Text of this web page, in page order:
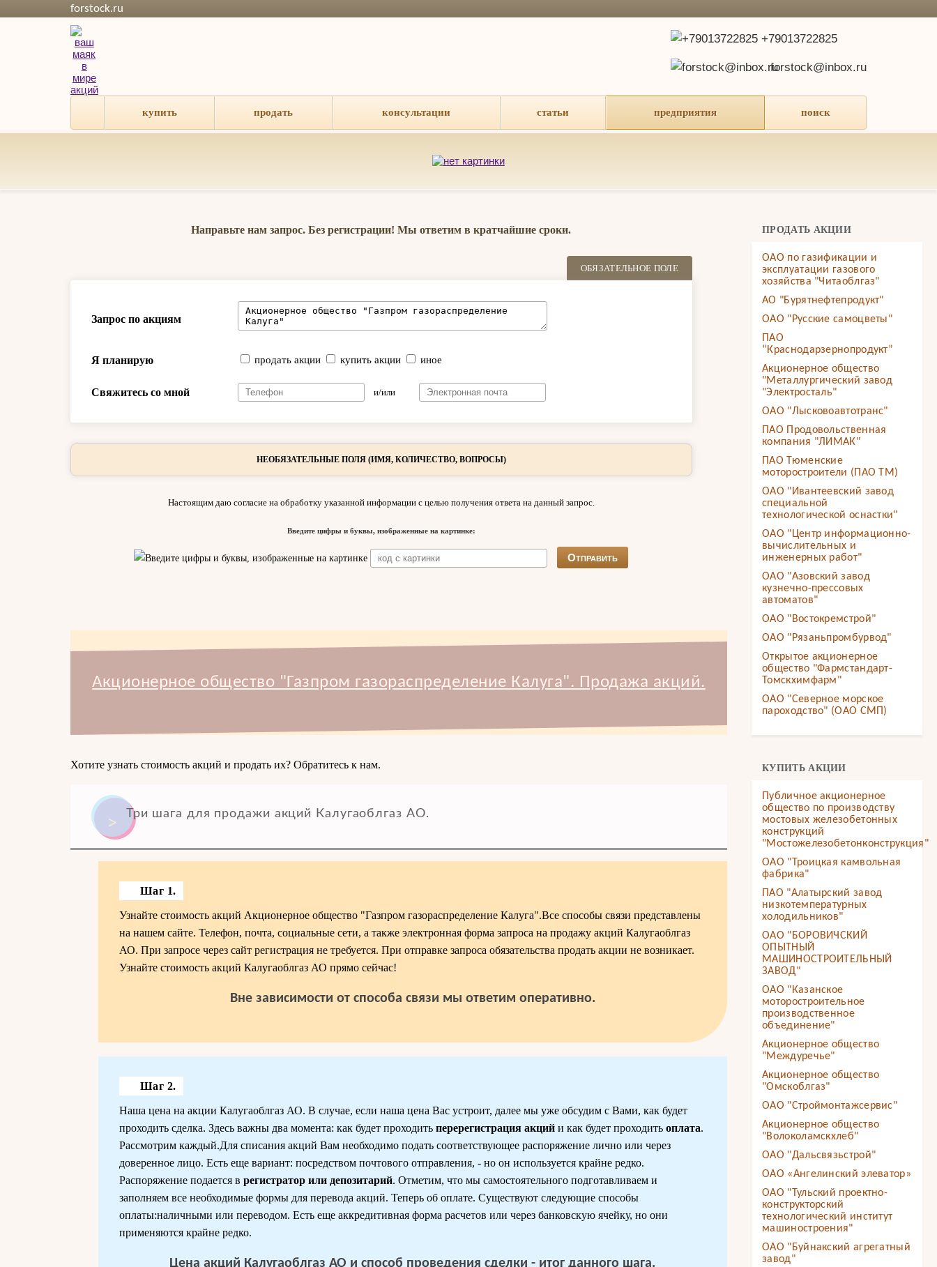
forstock.ru
+79013722825
forstock@inbox.ru
купить продать консультации статьи предприятия поиск
Направьте нам запрос. Без регистрации! Мы ответим в кратчайшие сроки.
ОБЯЗАТЕЛЬНОЕ ПОЛЕ
Запрос по акциям
Я планирую продать акции купить акции иное
Свяжитесь со мной и/или
НЕОБЯЗАТЕЛЬНЫЕ ПОЛЯ (ИМЯ, КОЛИЧЕСТВО, ВОПРОСЫ)
Настоящим даю согласие на обработку указанной информации с целью получения ответа на данный запрос.
Введите цифры и буквы, изображенные на картинке:
Акционерное общество "Газпром газораспределение Калуга". Продажа акций.
Хотите узнать стоимость акций и продать их? Обратитесь к нам.
Три шага для продажи акций Калугаоблгаз АО.
Шаг 1.
Узнайте стоимость акций Акционерное общество "Газпром газораспределение Калуга".Все способы связи представлены
на нашем сайте. Телефон, почта, социальные сети, а также электронная форма запроса на продажу акций Калугаоблгаз
АО. При запросе через сайт регистрация не требуется. При отправке запроса обязательства продать акции не возникает.
Узнайте стоимость акций Калугаоблгаз АО прямо сейчас!
Вне зависимости от способа связи мы ответим оперативно.
Шаг 2.
Наша цена на акции Калугаоблгаз АО. В случае, если наша цена Вас устроит, далее мы уже обсудим с Вами, как будет
проходить сделка. Здесь важны два момента: как будет проходить перерегистрация акций и как будет проходить оплата.
Рассмотрим каждый.Для списания акций Вам необходимо подать соответствующее распоряжение лично или через
доверенное лицо. Есть еще вариант: посредством почтового отправления, - но он используется крайне редко.
Распоряжение подается в регистратор или депозитарий. Отметим, что мы самостоятельного подготавливаем и
заполняем все необходимые формы для перевода акций. Теперь об оплате. Существуют следующие способы
оплаты:наличными или переводом. Есть еще аккредитивная форма расчетов или через банковскую ячейку, но они
применяются крайне редко.
Цена акций Калугаоблгаз АО и способ проведения сделки - итог данного шага.
ПРОДАТЬ АКЦИИ
ОАО по газификации и
эксплуатации газового
хозяйства "Читаоблгаз"
АО "Бурятнефтепродукт"
ОАО "Русские самоцветы"
ПАО
“Краснодарзернопродукт”
Акционерное общество
"Металлургический завод
"Электросталь"
ОАО "Лысковоавтотранс"
ПАО Продовольственная
компания "ЛИМАК"
ПАО Тюменские
моторостроители (ПАО ТМ)
ОАО "Ивантеевский завод
специальной
технологической оснастки"
ОАО "Центр информационно-
вычислительных и
инженерных работ"
ОАО "Азовский завод
кузнечно-прессовых
автоматов"
ОАО "Востокремстрой"
ОАО "Рязаньпромбурвод"
Открытое акционерное
общество "Фармстандарт-
Томскхимфарм"
ОАО "Северное морское
пароходство" (ОАО СМП)
КУПИТЬ АКЦИИ
Публичное акционерное
общество по производству
мостовых железобетонных
конструкций
"Мостожелезобетонконструкция"
ОАО "Троицкая камвольная
фабрика"
ПАО "Алатырский завод
низкотемпературных
холодильников"
ОАО "БОРОВИЧСКИЙ
ОПЫТНЫЙ
МАШИНОСТРОИТЕЛЬНЫЙ
ЗАВОД"
ОАО "Казанское
моторостроительное
производственное
объединение"
Акционерное общество
"Междуречье"
Акционерное общество
"Омскоблгаз"
ОАО "Строймонтажсервис"
Акционерное общество
"Волоколамскхлеб"
ОАО "Дальсвязьстрой"
ОАО «Ангелинский элеватор»
ОАО "Тульский проектно-
конструкторский
технологический институт
машиностроения"
ОАО "Буйнакский агрегатный
завод"